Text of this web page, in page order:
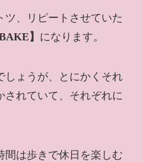
ツ、リピートさせていた
】 になります。
しょうが、とにかくそれ
されていて、それぞれに
間は歩きで休日を楽しむ